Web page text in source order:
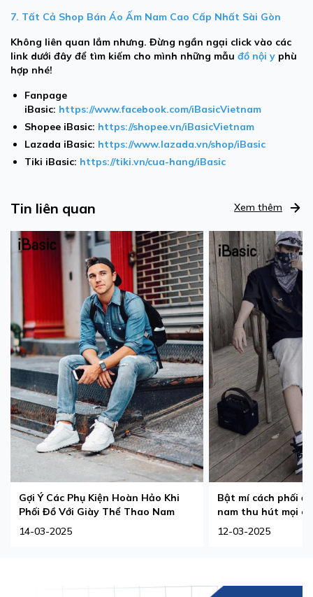
7. Tất Cả Shop Bán Áo Ấm Nam Cao Cấp Nhất Sài Gòn
Không liên quan lắm nhưng. Đừng ngần ngại click vào các
link dưới đây để tìm kiếm cho mình những mẫu đồ nội y phù
hợp nhé!
Fanpage
iBasic: https://www.facebook.com/iBasicVietnam
Shopee iBasic: https://shopee.vn/iBasicVietnam
Lazada iBasic: https://www.lazada.vn/shop/iBasic
Tiki iBasic: https://tiki.vn/cua-hang/iBasic
Tin liên quan Xem thêm
Gợi Ý Các Phụ Kiện Hoàn Hảo Khi
Phối Đồ Với Giày Thể Thao Nam
14-03-2025
Bật mí cách phối
nam thu hút mọi
12-03-2025